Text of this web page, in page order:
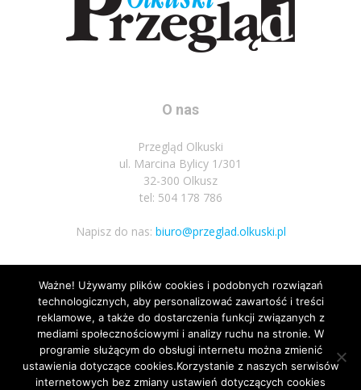
O nas
Przegląd Olkuski
ul. Marcina Bylicy 1/301
32-300 Olkusz
tel: 504 178 786
Napisz do nas: biuro@przeglad.olkuski.pl
Podążaj za nami
Ważne! Używamy plików cookies i podobnych rozwiązań
technologicznych, aby personalizować zawartość i treści
reklamowe, a także do dostarczenia funkcji związanych z
mediami społecznościowymi i analizy ruchu na stronie. W
programie służącym do obsługi internetu można zmienić
ustawienia dotyczące cookies.Korzystanie z naszych serwisów
internetowych bez zmiany ustawień dotyczących cookies